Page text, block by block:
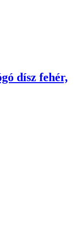
dísz fehér,